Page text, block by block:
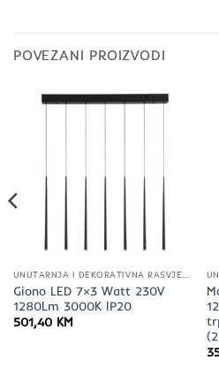
POVEZANI PROIZVODI
UNUTARNJA I DEKORATIVNA RASVJETA
Giono LED 7×3 Watt 230V
1280Lm 3000K IP20
501,40 KM